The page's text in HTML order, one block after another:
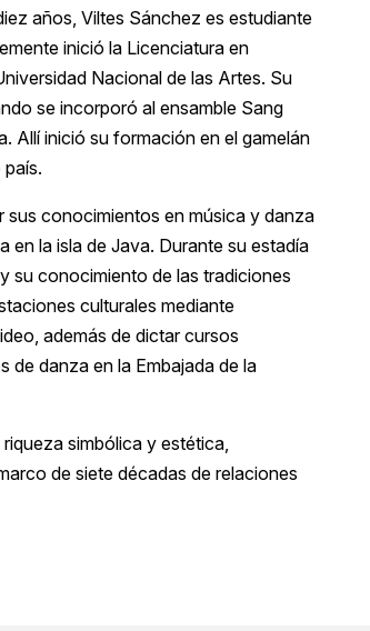
años, Viltes Sánchez es estudiante
inició la Licenciatura en
Nacional de las Artes. Su
se incorporó al ensamble Sang
Allí inició su formación en el gamelán
sus conocimientos en música y danza
en la isla de Java. Durante su estadía
su conocimiento de las tradiciones
culturales mediante
además de dictar cursos
de danza en la Embajada de la
simbólica y estética,
de siete décadas de relaciones